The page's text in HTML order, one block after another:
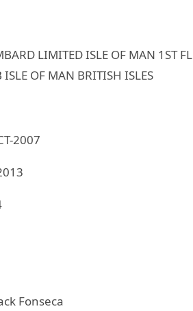
LIMITED ISLE OF MAN 1ST
ISLE OF MAN BRITISH ISLES
2007
Fonseca